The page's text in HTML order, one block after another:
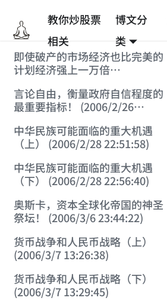
教你炒股票
相关
博文分
类
即使破产的市场经济也比完美的
计划经济强上一万倍
言论自由，衡量政府自信程度的
最重要指标！ (2006/2/26
中华民族可能面临的重大机遇
（上） (2006/2/28 22:51:58)
中华民族可能面临的重大机遇
（下） (2006/2/28 22:56:40)
奥斯卡，资本全球化帝国的神圣
祭坛！ (2006/3/6 23:44:22)
货币战争和人民币战略（上）
(2006/3/7 13:26:38)
货币战争和人民币战略（下）
(2006/3/7 13:29:45)